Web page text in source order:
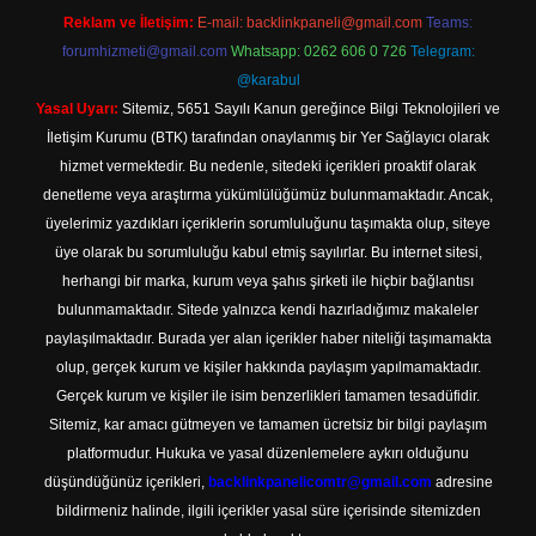
Reklam ve İletişim: E-mail: backlinkpaneli@gmail.com Teams:
forumhizmeti@gmail.com Whatsapp: 0262 606 0 726 Telegram:
@karabul
Yasal Uyarı: Sitemiz, 5651 Sayılı Kanun gereğince Bilgi Teknolojileri ve
İletişim Kurumu (BTK) tarafından onaylanmış bir Yer Sağlayıcı olarak
hizmet vermektedir. Bu nedenle, sitedeki içerikleri proaktif olarak
denetleme veya araştırma yükümlülüğümüz bulunmamaktadır. Ancak,
üyelerimiz yazdıkları içeriklerin sorumluluğunu taşımakta olup, siteye
üye olarak bu sorumluluğu kabul etmiş sayılırlar. Bu internet sitesi,
herhangi bir marka, kurum veya şahıs şirketi ile hiçbir bağlantısı
bulunmamaktadır. Sitede yalnızca kendi hazırladığımız makaleler
paylaşılmaktadır. Burada yer alan içerikler haber niteliği taşımamakta
olup, gerçek kurum ve kişiler hakkında paylaşım yapılmamaktadır.
Gerçek kurum ve kişiler ile isim benzerlikleri tamamen tesadüfidir.
Sitemiz, kar amacı gütmeyen ve tamamen ücretsiz bir bilgi paylaşım
platformudur. Hukuka ve yasal düzenlemelere aykırı olduğunu
düşündüğünüz içerikleri, backlinkpanelicomtr@gmail.com adresine
bildirmeniz halinde, ilgili içerikler yasal süre içerisinde sitemizden